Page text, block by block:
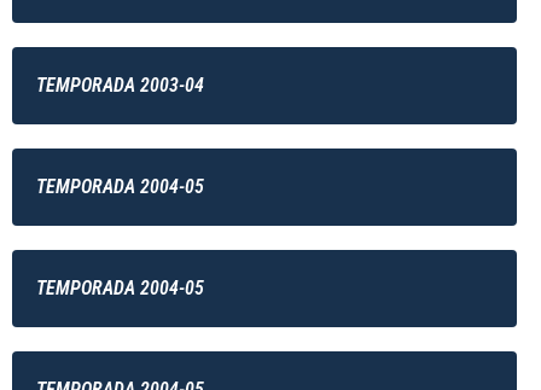
TEMPORADA 2003-04
TEMPORADA 2004-05
TEMPORADA 2004-05